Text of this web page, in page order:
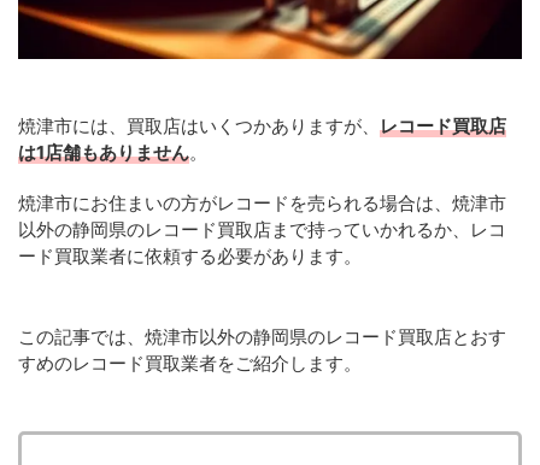
焼津市には、買取店はいくつかありますが、 レコード買取店
は1店舗もありません。
焼津市にお住まいの方がレコードを売られる場合は、焼津市
以外の静岡県のレコード買取店まで持っていかれるか、レコ
ード買取業者に依頼する必要があります。
この記事では、焼津市以外の静岡県のレコード買取店とおす
すめのレコード買取業者をご紹介します。